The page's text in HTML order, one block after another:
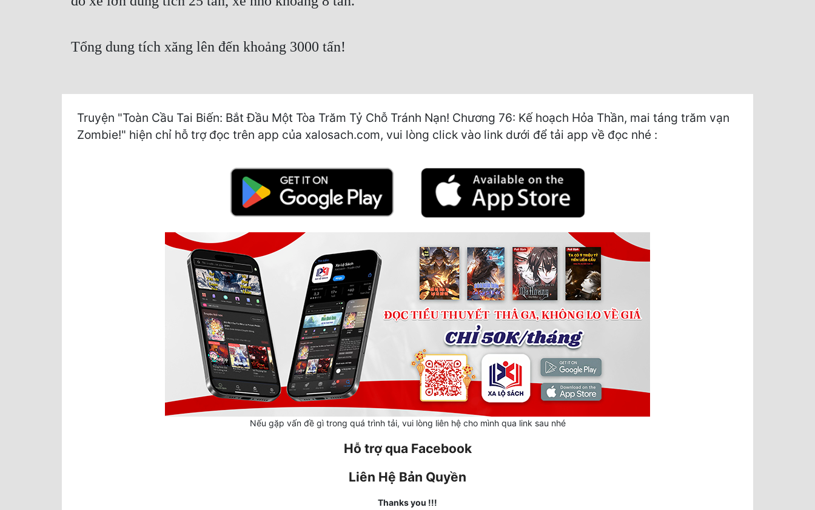
Tổng dung tích xăng lên đến khoảng 3000 tấn!
Truyện "Toàn Cầu Tai Biến: Bắt Đầu Một Tòa Trăm Tỷ Chỗ Tránh Nạn! Chương 76: Kế hoạch Hỏa Thần, mai táng trăm vạn
Zombie!" hiện chỉ hỗ trợ đọc trên app của xalosach.com, vui lòng click vào link dưới để tải app về đọc nhé :
Nếu gặp vấn đề gì trong quá trình tải, vui lòng liên hệ cho mình qua link sau nhé
Hỗ trợ qua Facebook
Liên Hệ Bản Quyền
Thanks you !!!